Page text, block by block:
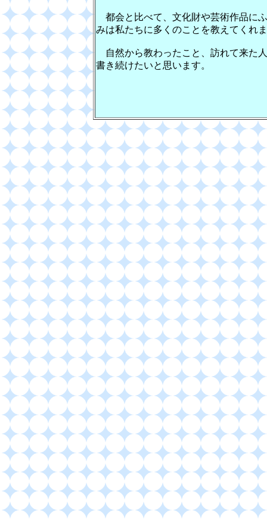
都会と比べて、文化財や芸術作品に
みは私たちに多くのことを教えてくれ
自然から教わったこと、訪れて来た
書き続けたいと思